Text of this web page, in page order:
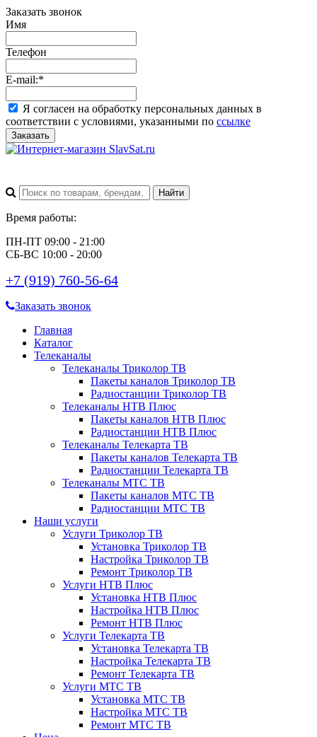
Заказать звонок
Имя
Телефон
E-mail:*
Я согласен на обработку персональных данных в
соответствии с условиями, указанными по ссылке
Заказать
Время работы:
ПН-ПТ 09:00 - 21:00
СБ-ВС 10:00 - 20:00
+7 (919) 760-56-64
Заказать звонок
Главная
Каталог
Телеканалы
Телеканалы Триколор ТВ
Пакеты каналов Триколор ТВ
Радиостанции Триколор ТВ
Телеканалы НТВ Плюс
Пакеты каналов НТВ Плюс
Радиостанции НТВ Плюс
Телеканалы Телекарта ТВ
Пакеты каналов Телекарта ТВ
Радиостанции Телекарта ТВ
Телеканалы МТС ТВ
Пакеты каналов МТС ТВ
Радиостанции МТС ТВ
Наши услуги
Услуги Триколор ТВ
Установка Триколор ТВ
Настройка Триколор ТВ
Ремонт Триколор ТВ
Услуги НТВ Плюс
Установка НТВ Плюс
Настройка НТВ Плюс
Ремонт НТВ Плюс
Услуги Телекарта ТВ
Установка Телекарта ТВ
Настройка Телекарта ТВ
Ремонт Телекарта ТВ
Услуги МТС ТВ
Установка МТС ТВ
Настройка МТС ТВ
Ремонт МТС ТВ